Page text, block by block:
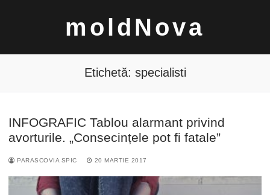
moldNova
Caută
Etichetă: specialisti
INFOGRAFIC Tablou alarmant privind
avorturile. „Consecințele pot fi fatale”
PARASCOVIA SPIC 20 MARTIE 2017